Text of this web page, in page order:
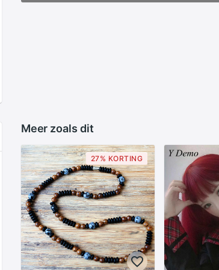
Meer zoals dit
27% KORTING